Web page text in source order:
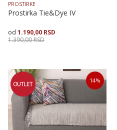
PROSTIRKE
Prostirka Tie&Dye IV
1.190,00 RSD
1.390,00RSD
Veličina
70X120 70X160 70X200
Dodaj u korpu
14%